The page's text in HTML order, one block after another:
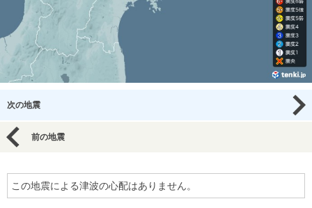
次の地震
前の地震
この地震による津波の心配はありません。